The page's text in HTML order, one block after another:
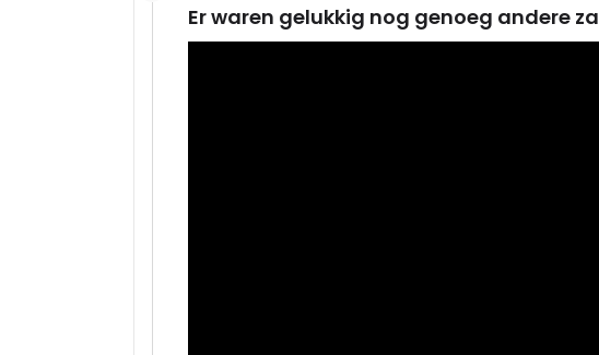
Er waren gelukkig nog genoeg andere